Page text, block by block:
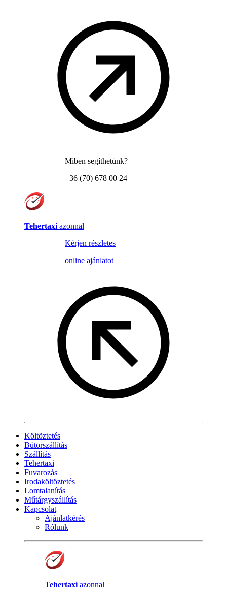
Miben segíthetünk?
+36 (70) 678 00 24
Tehertaxi azonnal
Kérjen részletes
online ajánlatot
Költöztetés
Bútorszállítás
Szállítás
Tehertaxi
Fuvarozás
Irodaköltöztetés
Lomtalanítás
Műtárgyszállítás
Kapcsolat
Ajánlatkérés
Rólunk
Tehertaxi azonnal